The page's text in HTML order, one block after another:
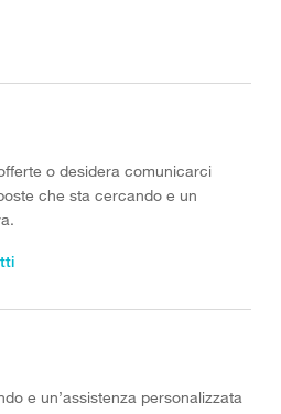
o desidera comunicarci
che sta cercando e un
e un’assistenza personalizzata